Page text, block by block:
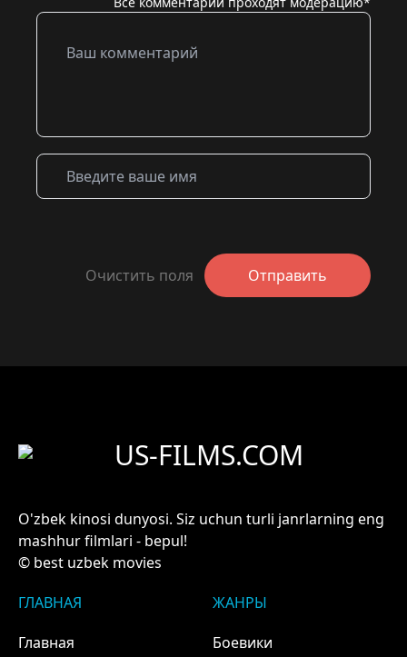
Очистить поля Отправить
US-FILMS.COM
O'zbek kinosi dunyosi. Siz uchun turli janrlarning eng
mashhur filmlari - bepul!
© best uzbek movies
ГЛАВНАЯ
Главная
ЖАНРЫ
Боевики